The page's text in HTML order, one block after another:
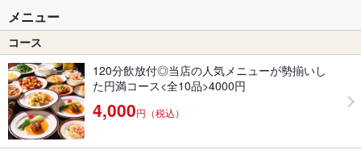
メニュー
コース
120分飲放付◎当店の人気メニューが勢揃いし
た円満コース<全10品>4000円
4,000円（税込）